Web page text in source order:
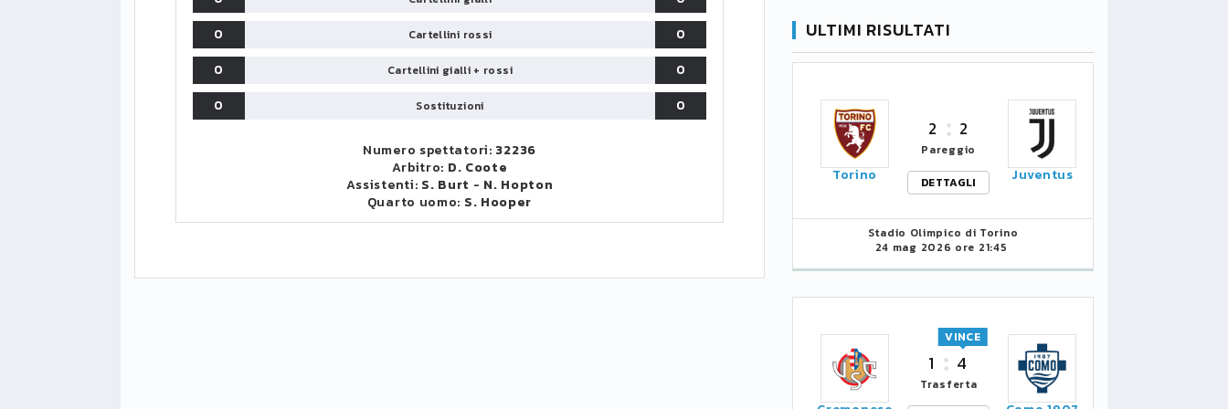
0
Cartellini rossi
0
0
Cartellini gialli + rossi
0
0
Sostituzioni 0
Numero spettatori: 32236
Arbitro: D. Coote
Assistenti: S. Burt - N. Hopton
Quarto uomo: S. Hooper
ULTIMI RISULTATI
Torino
2 2
Pareggio
DETTAGLI
Juventus
Stadio Olimpico di Torino
24 mag 2026 ore 21:45
1 4
VINCE
Trasferta